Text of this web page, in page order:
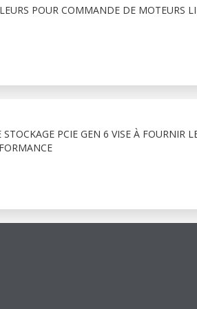
POUR COMMANDE DE MOTEURS
PCIE GEN 6 VISE À FOURNIR